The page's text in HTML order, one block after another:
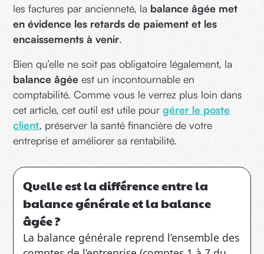
les factures par ancienneté, la balance âgée met
en évidence les retards de paiement et les
encaissements à venir.
Bien qu’elle ne soit pas obligatoire légalement, la
balance âgée est un incontournable en
comptabilité. Comme vous le verrez plus loin dans
cet article, cet outil est utile pourgérer le poste
client, préserver la santé financière de votre
entreprise et améliorer sa rentabilité.
Quelle est la différence entre la
balance générale et la balance
âgée ?
La balance générale reprend l’ensemble des